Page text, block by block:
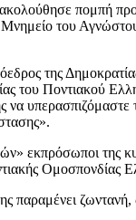
πομπή
του
της
του Ποντιακού
να
εκπρόσωποι της
Ομοσπονδίας
παραμένει